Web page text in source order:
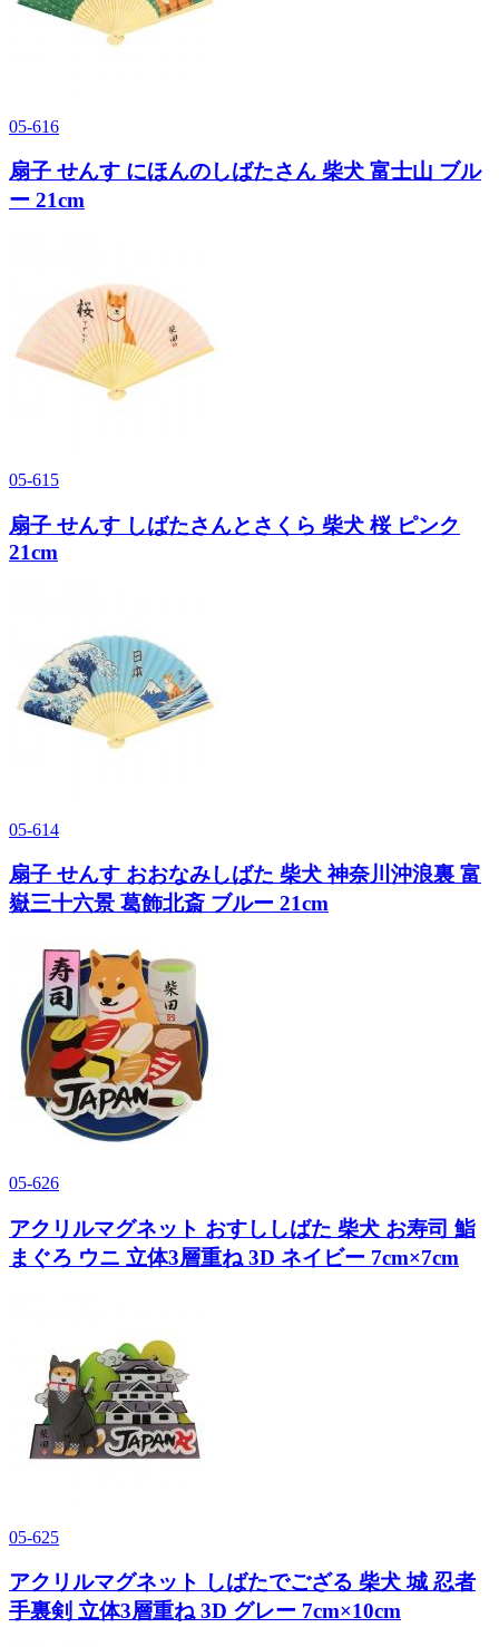
05-616
扇子 せんす にほんのしばたさん 柴犬 富士山 ブル
ー 21cm
05-615
扇子 せんす しばたさんとさくら 柴犬 桜 ピンク
21cm
05-614
扇子 せんす おおなみしばた 柴犬 神奈川沖浪裏 富
嶽三十六景 葛飾北斎 ブルー 21cm
05-626
アクリルマグネット おすししばた 柴犬 お寿司 鮨
まぐろ ウニ 立体3層重ね 3D ネイビー 7cm×7cm
05-625
アクリルマグネット しばたでござる 柴犬 城 忍者
手裏剣 立体3層重ね 3D グレー 7cm×10cm